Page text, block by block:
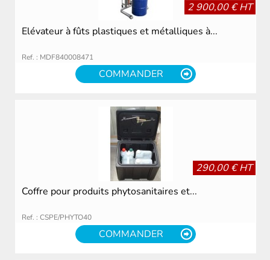
2 900,00 € HT
Elévateur à fûts plastiques et métalliques à...
Ref. : MDF840008471
COMMANDER
290,00 € HT
Coffre pour produits phytosanitaires et...
Ref. : CSPE/PHYTO40
COMMANDER